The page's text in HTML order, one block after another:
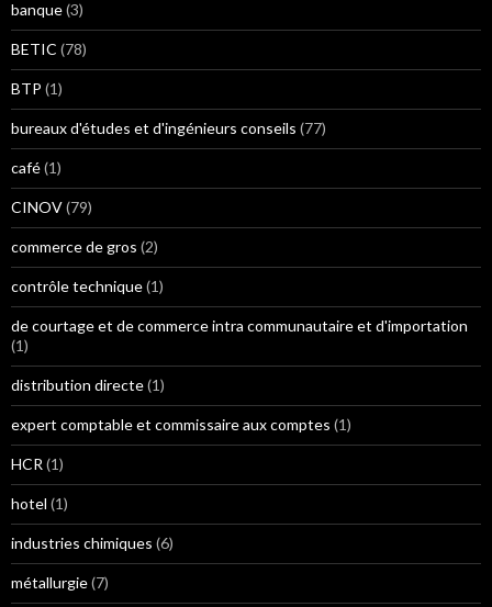
banque(3)
BETIC (78)
BTP (1)
bureaux d'études et d'ingénieurs conseils (77)
café(1)
CINOV(79)
commerce de gros (2)
contrôle technique(1)
de courtage et de commerce intra communautaire et d'importation
(1)
distribution directe(1)
expert comptable et commissaire aux comptes (1)
HCR (1)
hotel (1)
industries chimiques (6)
métallurgie(7)